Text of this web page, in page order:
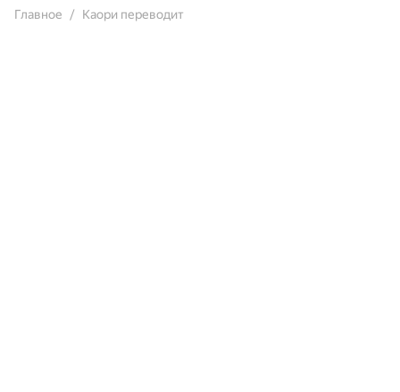
Главное Каори переводит